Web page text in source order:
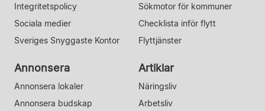
Integritetspolicy
Sociala medier
Sveriges Snyggaste Kontor
Sökmotor för kommuner
Checklista inför flytt
Flyttjänster
Annonsera
Annonsera lokaler
Annonsera budskap
Artiklar
Näringsliv
Arbetsliv